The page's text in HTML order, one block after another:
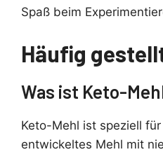
Spaß beim
Häufig
Was ist Keto-
Keto-Mehl ist speziell
entwickeltes Mehl mit